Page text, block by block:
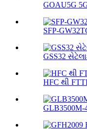
GOAU5G
SFP-
GSS32
HFC થી